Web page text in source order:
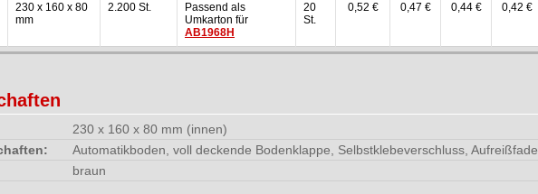
230 x 160 x 80
mm
2.200 St.
Passend als
Umkarton für
AB1968H
20
St.
0,52 € 0,47 € 0,44 € 0,42 €
230 x 160 x 80 mm (innen)
Automatikboden, voll deckende Bodenklappe, Selbstklebeverschluss,
braun